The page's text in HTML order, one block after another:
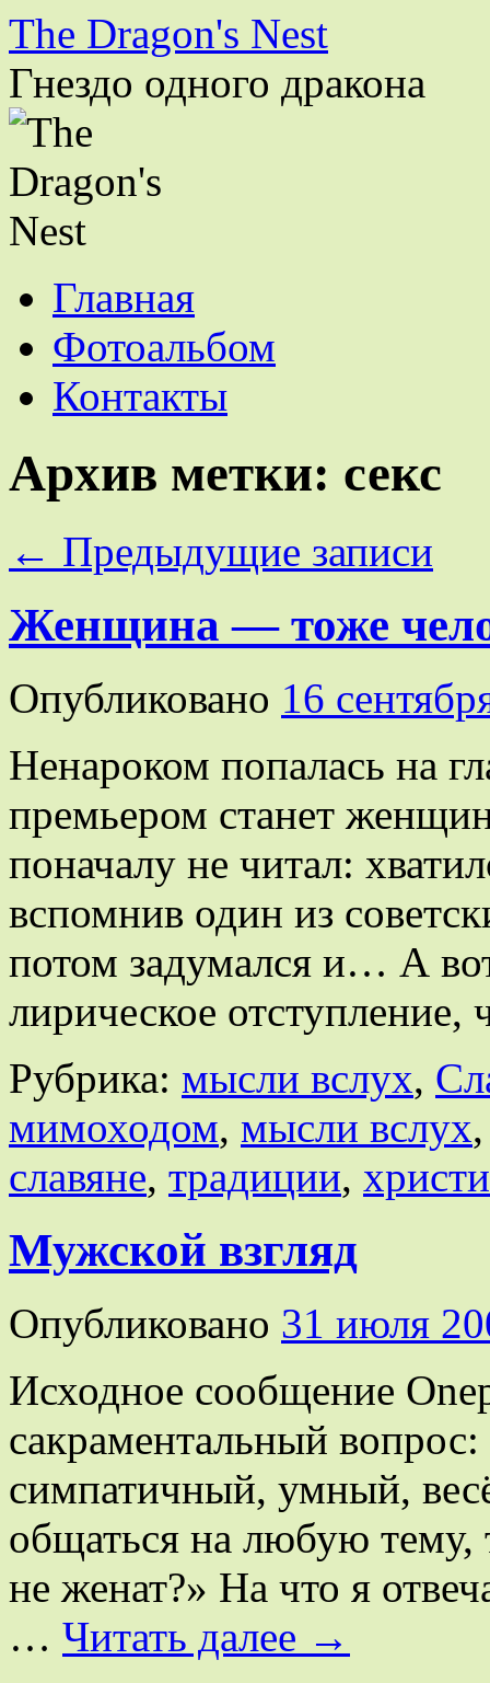
The Dragon's Nest
Гнездо одного дракона
Перейти
содержимому
Главная
Фотоальбом
Контакты
Архив метки: секс
← Предыдущие записи
Женщина — тоже
Опубликовано 16
Ненароком попалась на
премьером станет
поначалу не читал:
вспомнив один из
потом задумался и… А
лирическое
Рубрика: мысли вслух,
мимоходом, мысли вслух
славяне, традиции,
Мужской взгляд
Опубликовано 31 июля
Исходное сообщение
сакраментальный
симпатичный, умный,
общаться на любую тему,
не женат?» На что я
… Читать далее →